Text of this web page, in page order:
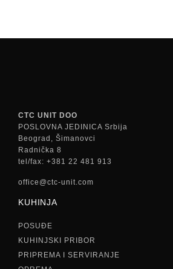
CTC UNIT DOO
POSLOVNA JEDINICA Srbija
Beograd, Šimanovci
Radnička 8
tel/fax: +381 22 481 913
office@ctc-unit.com
KUHINJA
POSUĐE
KUHINJSKI PRIBOR
PRIPREMA I SERVIRANJE